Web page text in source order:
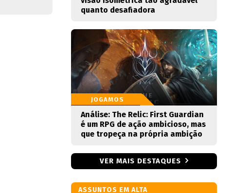
quanto desafiadora
JOGAMOS
Análise: The Relic: First Guardian
é um RPG de ação ambicioso, mas
que tropeça na própria ambição
VER MAIS DESTAQUES
ASSUNTOS EM ALTA